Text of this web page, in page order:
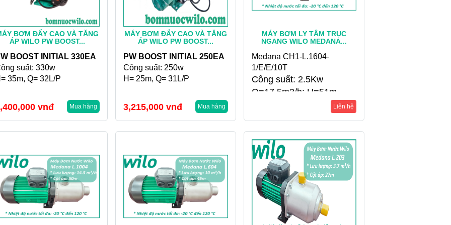
BƠM ĐẨY CAO VÀ TĂNG
ÁP WILO PW BOOST...
BOOST INITIAL 330EA
suất: 330w
35m, Q= 32L/P
vnđ Mua hàng
MÁY BƠM ĐẨY CAO VÀ TĂNG
ÁP WILO PW BOOST...
PW BOOST INITIAL 250EA
Công suất: 250w
H= 25m, Q= 31L/P
3,215,000 vnđ Mua hàng
MÁY BƠM LY TÂM TRỤC
NGANG WILO MEDANA...
Medana CH1-L.1604-
1/E/E/10T
Công suất: 2.5Kw
Q=17.5m3/h; H=51m
Liên hệ